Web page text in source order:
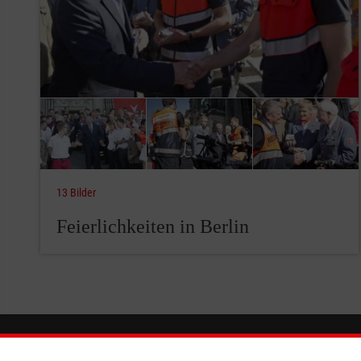
13 Bilder
Feierlichkeiten in Berlin